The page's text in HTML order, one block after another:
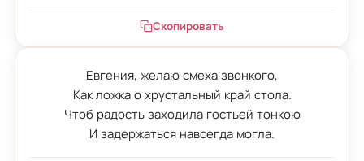
Скопировать
Евгения, желаю смеха звонкого,
Как ложка о хрустальный край стола.
Чтоб радость заходила гостьей тонкою
И задержаться навсегда могла.